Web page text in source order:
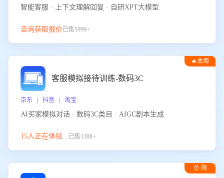
智能客服 · 上下文理解回复 · 自研XPT大模型
咨询获取报价已售5999+
🔥本周
客服模拟接待训练-数码3C
京东 | 抖音 | 淘宝
AI买家模拟对话 · 数码3C类目 · AIGC剧本生成
15人正在体验...已售1388+
⏰ 限